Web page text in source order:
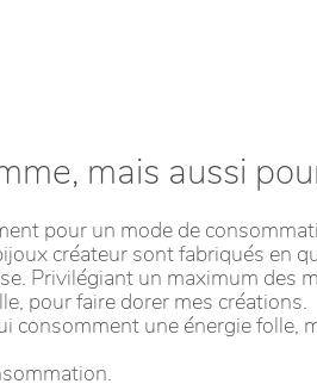
mais aussi
pour un mode de
créateur sont fabriqués en
Privilégiant un maximum des
pour faire dorer mes créations.
consomment une énergie